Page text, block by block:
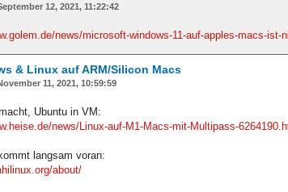
12, 2021, 11:22:42
news/microsoft-windows-11-auf-apples-macs-ist-
& Linux auf ARM/Silicon Macs
11, 2021, 10:59:59
Ubuntu in VM:
news/Linux-auf-M1-Macs-mit-Multipass-
langsam voran:
about/